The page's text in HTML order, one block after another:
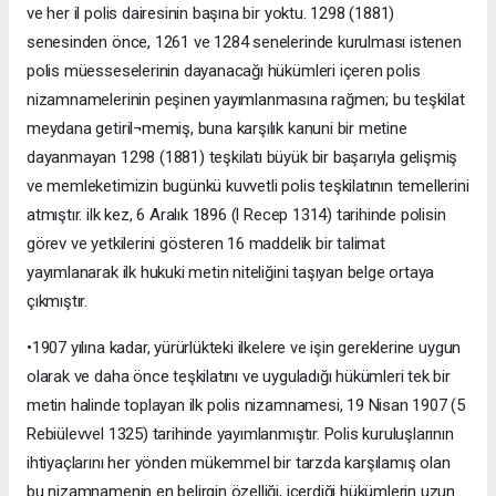
ve her il polis dairesinin başına bir yoktu. 1298 (1881)
senesinden önce, 1261 ve 1284 senelerinde kurulması istenen
polis müesseselerinin dayanacağı hükümleri içeren polis
nizamnamelerinin peşinen yayımlanmasına rağmen; bu teşkilat
meydana getiril¬memiş, buna karşılık kanuni bir metine
dayanmayan 1298 (1881) teşkilatı büyük bir başarıyla gelişmiş
ve memleketimizin bugünkü kuvvetli polis teşkilatının temellerini
atmıştır. ilk kez, 6 Aralık 1896 (l Recep 1314) tarihinde polisin
görev ve yetkilerini gösteren 16 maddelik bir talimat
yayımlanarak ilk hukuki metin niteliğini taşıyan belge ortaya
çıkmıştır.
•1907 yılına kadar, yürürlükteki ilkelere ve işin gereklerine uygun
olarak ve daha önce teşkilatını ve uyguladığı hükümleri tek bir
metin halinde toplayan ilk polis nizamnamesi, 19 Nisan 1907 (5
Rebiülevvel 1325) tarihinde yayımlanmıştır. Polis kuruluşlarının
ihtiyaçlarını her yönden mükemmel bir tarzda karşılamış olan
bu nizamnamenin en belirgin özelliği, içerdiği hükümlerin uzun